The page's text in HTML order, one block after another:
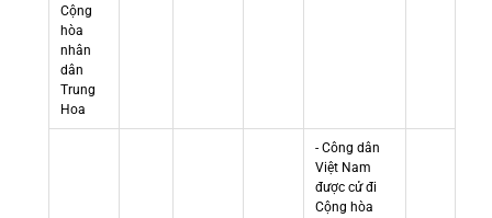
Cộng
hòa
nhân
dân
Trung
Hoa
- Công dân
Việt Nam
được cử đi
Cộng hòa